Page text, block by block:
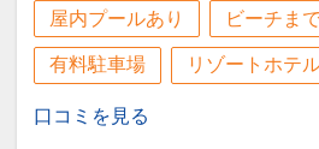
※バスタオル・浴衣は客
物をご利用ください。
設定期間：2026年4月1
31日
インターネットコース番
17445498
屋内プールあり ビーチま
有料駐車場 リゾートホテ
口コミを見る